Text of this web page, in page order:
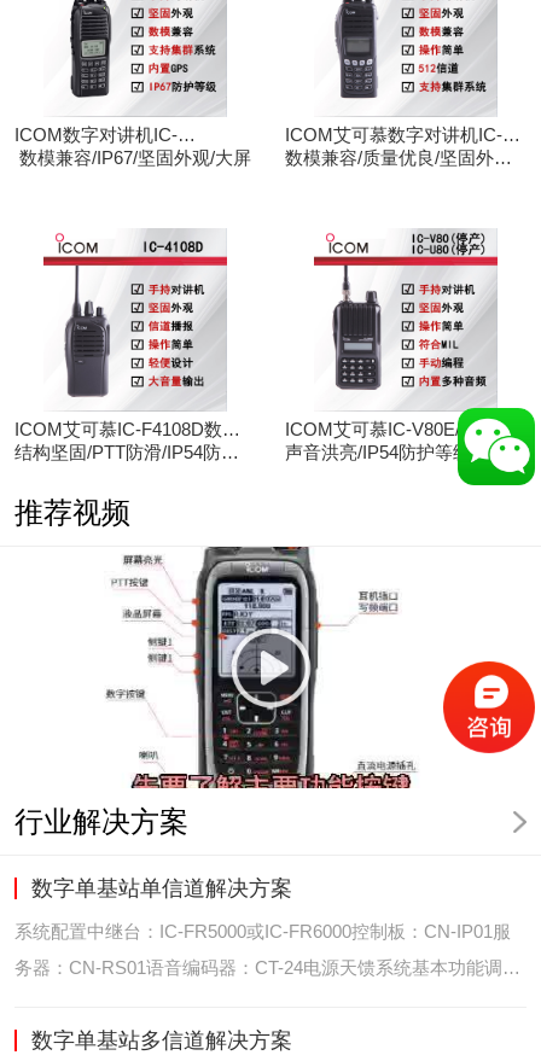
ICOM数字对讲机IC-
F3263DT/IC-F4263DT
数模兼容/IP67/坚固外观/大屏
ICOM艾可慕数字对讲机IC-
F3161D IC-F4161D
数模兼容/质量优良/坚固外观/
ICOM艾可慕IC-F4108D数字
对讲机
结构坚固/PTT防滑/IP54防护/
ICOM艾可慕IC-V80E/IC-
U80E手持对讲机（停产）
声音洪亮/IP54防护等级/手动
推荐视频
行业解决方案
数字单基站单信道解决方案
系统配置中继台：IC-FR5000或IC-FR6000控制板：CN-IP01服
务器：CN-RS01语音编码器：CT-24电源天馈系统基本功能调度
位/室内定位艾可慕数字电台具备GPS数据上传功能。而GPS定
数字单基站多信道解决方案